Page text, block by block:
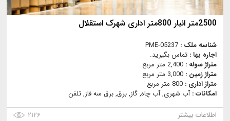
2500متر انبار 800متر اداری شهرک استقلال
شناسه ملک : PME-05237
اجاره بها : تماس بگیرید.
متراژ سوله : 2,400 متر مربع
متراژ زمین : 3,000 متر مربع
متراژ اداری : 800 متر مربع
امکانات :آب شهری, آب چاه, گاز, برق, برق سه فاز, تلفن
اطلاعات بیشتر
۲۱۲۶